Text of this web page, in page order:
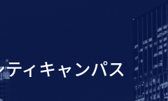
ィキャンパス